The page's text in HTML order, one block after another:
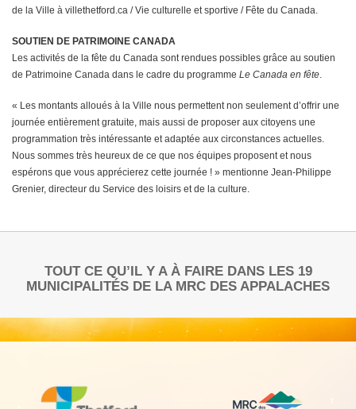
de la Ville à villethetford.ca / Vie culturelle et sportive / Fête du Canada.
SOUTIEN DE PATRIMOINE CANADA
Les activités de la fête du Canada sont rendues possibles grâce au soutien
de Patrimoine Canada dans le cadre du programme Le Canada en fête
« Les montants alloués à la Ville nous permettent non seulement d’offrir une
journée entièrement gratuite, mais aussi de proposer aux citoyens une
programmation très intéressante et adaptée aux circonstances actuelles.
Nous sommes très heureux de ce que nos équipes proposent et nous
espérons que vous apprécierez cette journée ! » mentionne Jean-Philippe
Grenier, directeur du Service des loisirs et de la culture.
TOUT CE QU’IL Y A À FAIRE DANS LES 19
MUNICIPALITÉS DE LA MRC DES APPALACHES